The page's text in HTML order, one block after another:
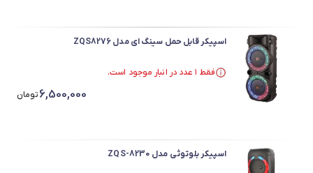
اسپیکر قابل حمل سینگ ای مدل ZQS8276
فقط ۱ عدد در انبار موجود است.
6,500,000تومان
اسپیکر بلوتوثی مدل ZQS-8230